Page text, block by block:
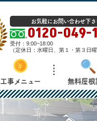
お気軽にお問い合わせ下さ
0120-049-
受付： 9:00~18:00
（ 定休日： 水曜日、第１・第３日
工事メニュー 無料屋根